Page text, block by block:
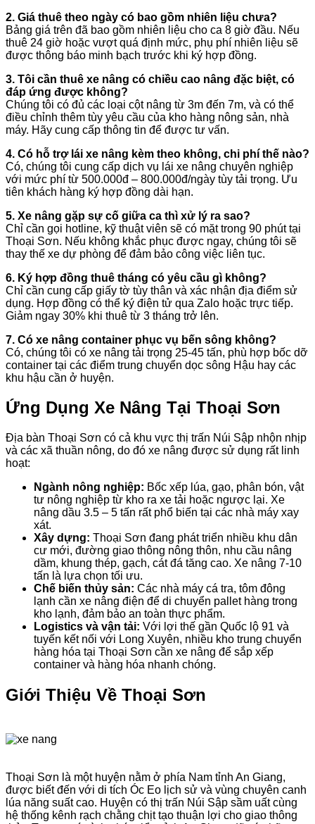
2. Giá thuê theo ngày có bao gồm nhiên liệu chưa?
Bảng giá trên đã bao gồm nhiên liệu cho ca 8 giờ đầu. Nếu
thuê 24 giờ hoặc vượt quá định mức, phụ phí nhiên liệu sẽ
được thông báo minh bạch trước khi ký hợp đồng.
3. Tôi cần thuê xe nâng có chiều cao nâng đặc biệt, có
đáp ứng được không?
Chúng tôi có đủ các loại cột nâng từ 3m đến 7m, và có thể
điều chỉnh thêm tùy yêu cầu của kho hàng nông sản, nhà
máy. Hãy cung cấp thông tin để được tư vấn.
4. Có hỗ trợ lái xe nâng kèm theo không, chi phí thế nào?
Có, chúng tôi cung cấp dịch vụ lái xe nâng chuyên nghiệp
với mức phí từ 500.000đ – 800.000đ/ngày tùy tải trọng. Ưu
tiên khách hàng ký hợp đồng dài hạn.
5. Xe nâng gặp sự cố giữa ca thì xử lý ra sao?
Chỉ cần gọi hotline, kỹ thuật viên sẽ có mặt trong 90 phút tại
Thoại Sơn. Nếu không khắc phục được ngay, chúng tôi sẽ
thay thế xe dự phòng để đảm bảo công việc liên tục.
6. Ký hợp đồng thuê tháng có yêu cầu gì không?
Chỉ cần cung cấp giấy tờ tùy thân và xác nhận địa điểm sử
dụng. Hợp đồng có thể ký điện tử qua Zalo hoặc trực tiếp.
Giảm ngay 30% khi thuê từ 3 tháng trở lên.
7. Có xe nâng container phục vụ bến sông không?
Có, chúng tôi có xe nâng tải trọng 25-45 tấn, phù hợp bốc dỡ
container tại các điểm trung chuyển dọc sông Hậu hay các
khu hậu cần ở huyện.
Ứng Dụng Xe Nâng Tại Thoại Sơn
Địa bàn Thoại Sơn có cả khu vực thị trấn Núi Sập nhộn nhịp
và các xã thuần nông, do đó xe nâng được sử dụng rất linh
hoạt:
Ngành nông nghiệp: Bốc xếp lúa, gạo, phân bón, vật
tư nông nghiệp từ kho ra xe tải hoặc ngược lại. Xe
nâng dầu 3.5 – 5 tấn rất phổ biến tại các nhà máy xay
xát.
Xây dựng: Thoại Sơn đang phát triển nhiều khu dân
cư mới, đường giao thông nông thôn, nhu cầu nâng
dầm, khung thép, gạch, cát đá tăng cao. Xe nâng 7-10
tấn là lựa chọn tối ưu.
Chế biến thủy sản: Các nhà máy cá tra, tôm đông
lạnh cần xe nâng điện để di chuyển pallet hàng trong
kho lạnh, đảm bảo an toàn thực phẩm.
Logistics và vận tải: Với lợi thế gần Quốc lộ 91 và
tuyến kết nối với Long Xuyên, nhiều kho trung chuyển
hàng hóa tại Thoại Sơn cần xe nâng để sắp xếp
container và hàng hóa nhanh chóng.
Giới Thiệu Về Thoại Sơn
Thoại Sơn là một huyện nằm ở phía Nam tỉnh An Giang,
được biết đến với di tích Óc Eo lịch sử và vùng chuyên canh
lúa năng suất cao. Huyện có thị trấn Núi Sập sầm uất cùng
hệ thống kênh rạch chằng chịt tạo thuận lợi cho giao thông